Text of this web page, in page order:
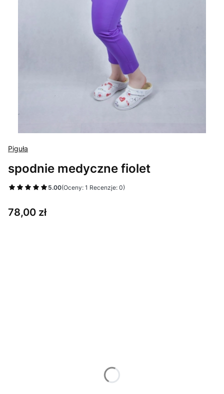
Piguła
spodnie medyczne fiolet
5.00(Oceny: 1 Recenzje: 0)
Cena
78,00 zł